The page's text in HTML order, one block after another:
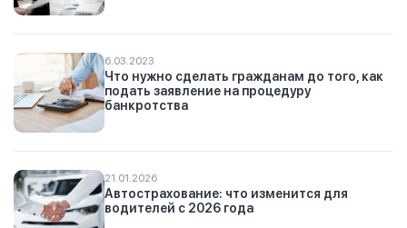
6.03.2023
Что нужно сделать гражданам до того, как
подать заявление на процедуру
банкротства
21.01.2026
Автострахование: что изменится для
водителей с 2026 года